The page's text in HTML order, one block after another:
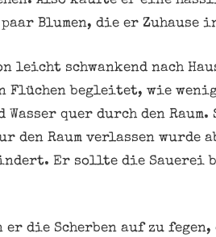
Blumen, die er Zuhause
leicht schwankend nach
Flüchen begleitet, wie
Wasser quer durch den
den Raum verlassen wurde
Er sollte die Sauerei
die Scherben auf zu fegen,